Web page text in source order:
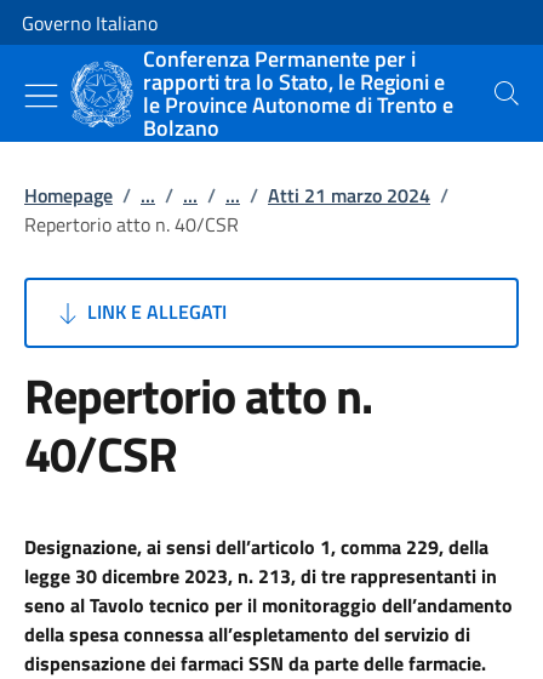
Vai al contenuto
Vai alla navigazione del sito
Governo Italiano
Conferenza Permanente per i
rapporti tra lo Stato, le Regioni e
le Province Autonome di Trento e
Bolzano
Cerca
Homepage / ... / ... / ... / Atti 21 marzo 2024 /
Repertorio atto n. 40/CSR
LINK E ALLEGATI
Repertorio atto n.
40/CSR
Designazione, ai sensi dell’articolo 1, comma 229, della
legge 30 dicembre 2023, n. 213, di tre rappresentanti in
seno al Tavolo tecnico per il monitoraggio dell’andamento
della spesa connessa all’espletamento del servizio di
dispensazione dei farmaci SSN da parte delle farmacie.